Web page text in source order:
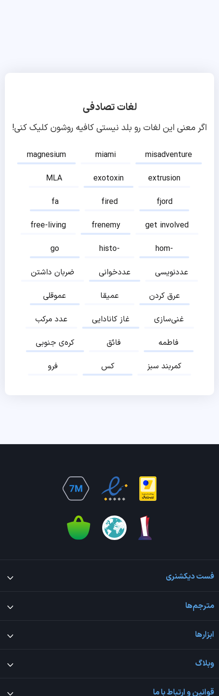
لغات تصادفی
اگر معنی این لغات رو بلد نیستی کافیه روشون کلیک کنی!
magnesium miami
misadventure
MLA
exotoxin
extrusion
fa
fired
fjord
free-living
frenemy
get involved
go
histo-
hom-
ضربان داشتن
عددخوانی
عددنویسی
عموقلی
عمیقا
عرق کردن
عدد مرکب
غاز کانادایی
غنی‌سازی
کره‌ی جنوبی
فائق
فاطمه
فرو
کس کمربند سبز
فست دیکشنری
مترجم‌ها
ابزارها
وبلاگ
قوانین و ارتباط با ما